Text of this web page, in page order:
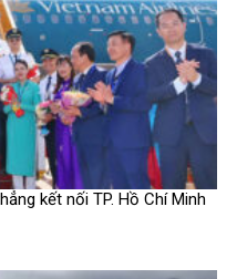
kết nối TP. Hồ Chí Minh